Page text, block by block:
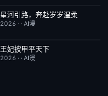
完结
星河引路，奔赴岁岁温柔
2026 · · AI漫
完结
王妃披甲平天下
2026 · · AI漫